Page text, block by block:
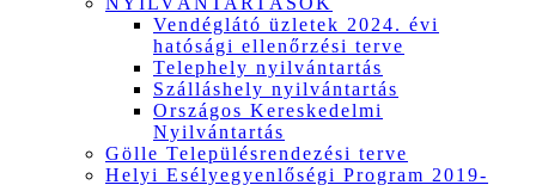
Vendéglátó üzletek 2024. évi
hatósági ellenőrzési terve
Telephely nyilvántartás
Szálláshely nyilvántartás
Országos Kereskedelmi
Nyilvántartás
Gölle Településrendezési terve
Helyi Esélyegyenlőségi Program 2019-